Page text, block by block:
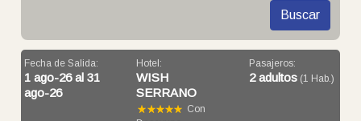
Buscar
Fecha de Salida:
1 ago-26 al 31
ago-26
Hotel:
WISH
SERRANO
Con
Pasajeros:
2 adultos(1 Hab.)